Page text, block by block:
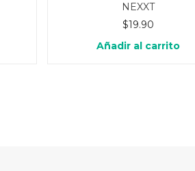
NEXXT
$19.90
Añadir al carrito